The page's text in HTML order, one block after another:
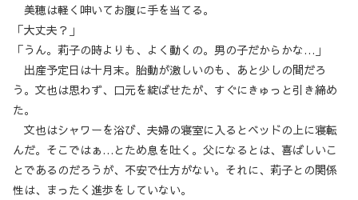
美穂は軽く呻いてお腹に手を当てる。
「大丈夫？」
「うん。莉子の時よりも、よく動くの。男の子だからかな…」
出産予定日は十月末。胎動が激しいのも、あと少しの間だろ
う。文也は思わず、口元を綻ばせたが、すぐにきゅっと引き締め
た。
文也はシャワーを浴び、夫婦の寝室に入るとベッドの上に寝転
んだ。そこではぁ…とため息を吐く。父になるとは、喜ばしいこ
とであるのだろうが、不安で仕方がない。それに、莉子との関係
性は、まったく進歩をしていない。